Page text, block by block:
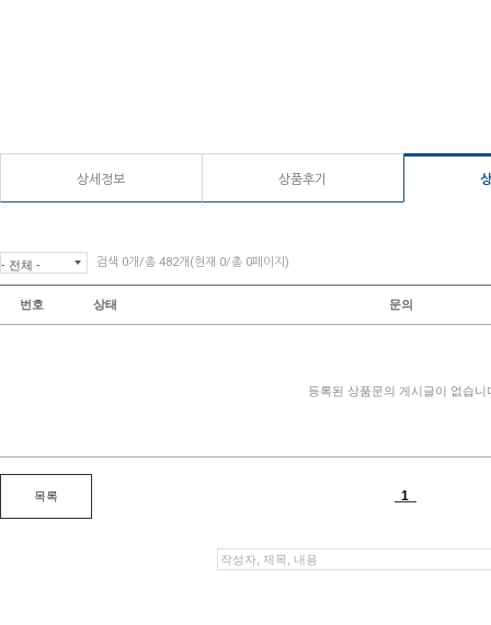
상세정보 상품후기